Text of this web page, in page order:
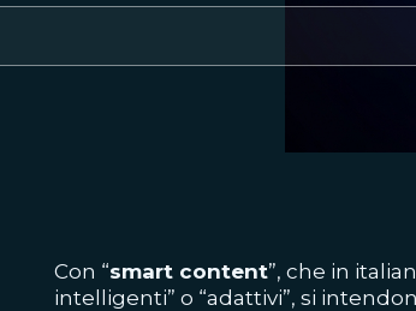
Con “smart content”, che in
intelligenti” o “adattivi”, si